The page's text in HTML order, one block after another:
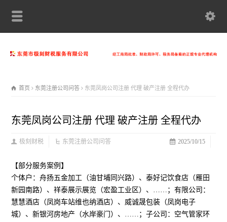
首页 东莞注册公司问答 东莞凤岗公司注册 代理 破产注册 全程代办
东莞凤岗公司注册 代理 破产注册 全程代办
2025/10/15
极刻财税 东莞注册公司问答
【部分服务案例】
个体户：舟扬五金加工（油甘埔同兴路）、泰好记饮食店（雁田
新园南路）、祥泰展示展览（宏盈工业区）、……；有限公司：
慧慧酒店（凤岗车站维也纳酒店）、威诚晟包装（凤岗电子
城）、新银河房地产（水岸豪门）、……；子公司：空气管家环